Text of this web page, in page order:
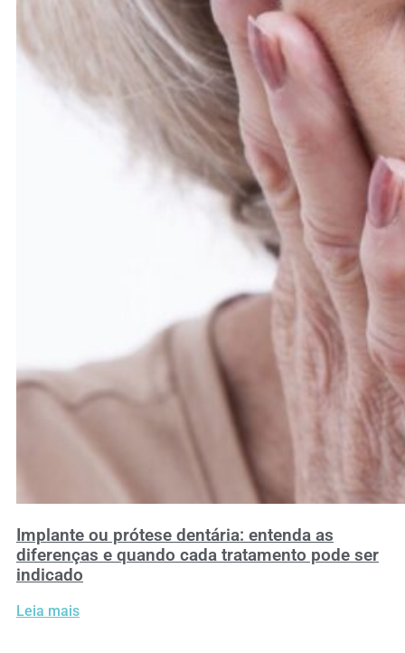
Implante ou prótese dentária: entenda as
diferenças e quando cada tratamento pode ser
indicado
Leia mais